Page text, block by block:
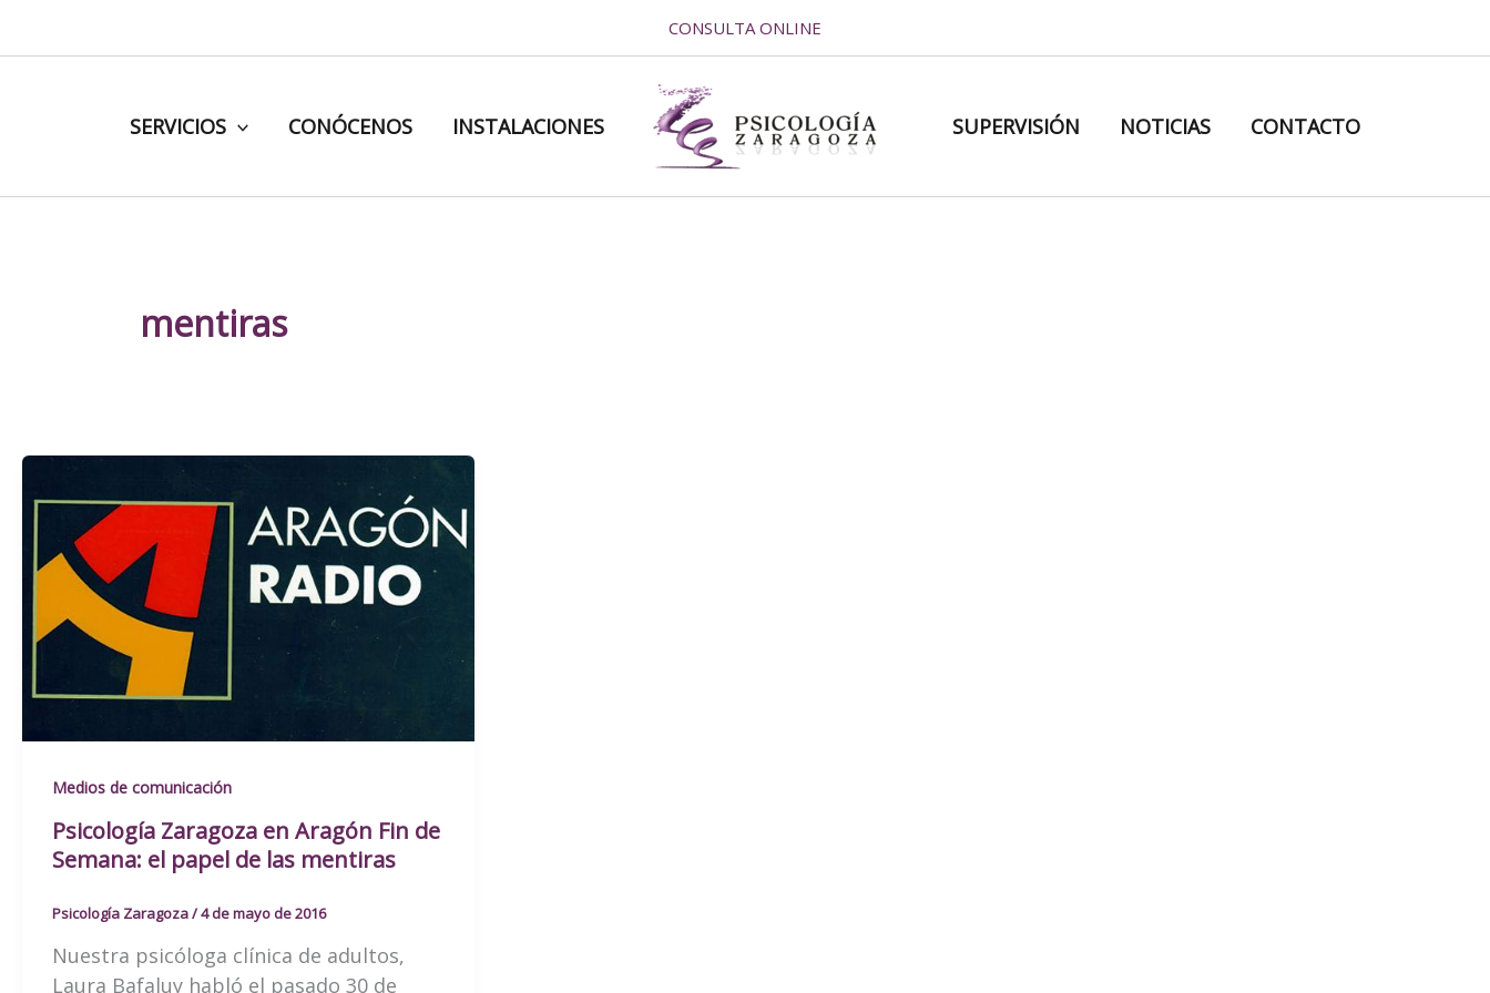
CONSULTA ONLINE
SERVICIOS CONÓCENOS INSTALACIONES SUPERVISIÓN NOTICIAS CONTACTO
mentiras
Medios de comunicación
Psicología Zaragoza en Aragón Fin de
Semana: el papel de las mentiras
Psicología Zaragoza/4 de mayo de 2016
Nuestra psicóloga clínica de adultos,
Laura Bafaluy habló el pasado 30 de